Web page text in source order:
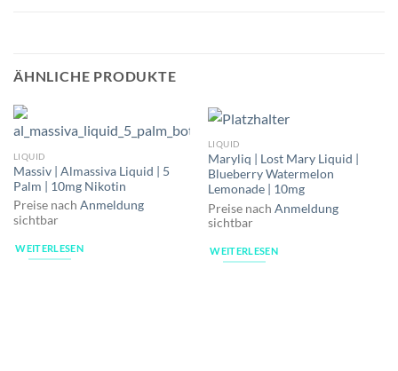
ÄHNLICHE PRODUKTE
LIQUID
Massiv | Almassiva Liquid | 5
Palm | 10mg Nikotin
Preise nach Anmeldung
sichtbar
WEITERLESEN
LIQUID
Maryliq | Lost Mary Liquid |
Blueberry Watermelon
Lemonade | 10mg
Preise nach Anmeldung
sichtbar
WEITERLESEN